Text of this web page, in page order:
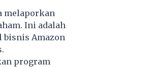
melaporkan
Ini adalah
bisnis Amazon
program